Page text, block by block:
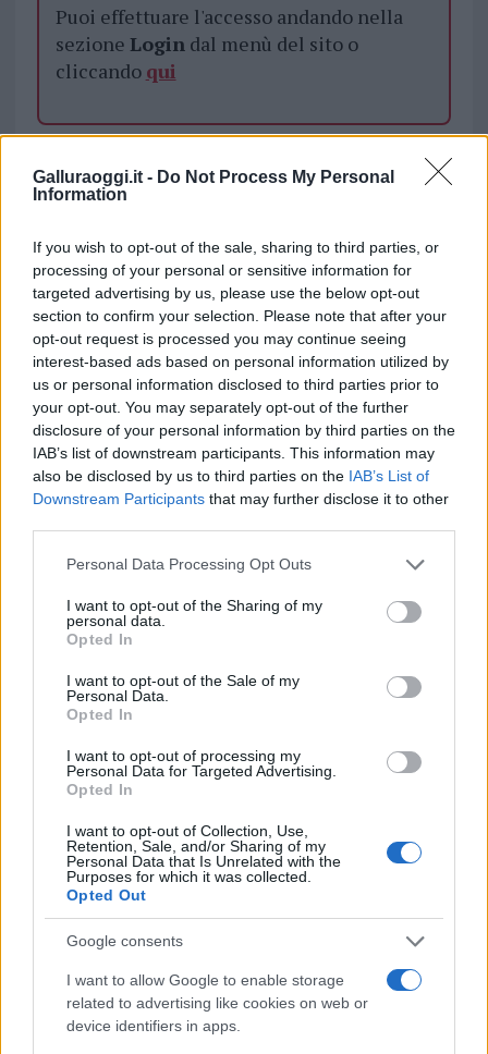
Galluraoggi.it - Do Not Process My Personal
Information
If you wish to opt-out of the sale, sharing to third parties, or
processing of your personal or sensitive information for
targeted advertising by us, please use the below opt-out
section to confirm your selection. Please note that after your
opt-out request is processed you may continue seeing
interest-based ads based on personal information utilized by
us or personal information disclosed to third parties prior to
your opt-out. You may separately opt-out of the further
disclosure of your personal information by third parties on the
IAB’s list of downstream participants. This information may
also be disclosed by us to third parties on the IAB’s List of
Downstream Participants that may further disclose it to other
Please note that this website/app uses one or more Google
not limited to your visit or usage behaviour. You may click to
grant or deny consent to Google and its third-party tags to
use your data for below specified purposes in below Google
consent section.
Personal Data Processing Opt Outs
I want to opt-out of the Sharing of my
personal data.
Opted In
I want to opt-out of the Sale of my
Personal Data.
Opted In
I want to opt-out of processing my
Personal Data for Targeted Advertising.
Opted In
I want to opt-out of Collection, Use,
Retention, Sale, and/or Sharing of my
Personal Data that Is Unrelated with the
Purposes for which it was collected.
Opted Out
Google consents
I want to allow Google to enable storage
related to advertising like cookies on web or
device identifiers in apps.
Puoi effettuare l'accesso andando nella
sezione Logindal menù del sito o
cliccando qui
Su WhatsApp al numero +39
345 356 7512
Notizie in tempo reale?
Entra nel canale telegram di
GalluraOggi.it
Ricevi le nostre ultime news
Condividi l'articolo
F
a
ce
b
o
o
k
T
w
it
te
r
Pi
te
re
st
W
at
s
A
p
S
a
re
Articolo precedente
Prossimo articolo
Incidente sulla strada provinciale ad Arzachena,